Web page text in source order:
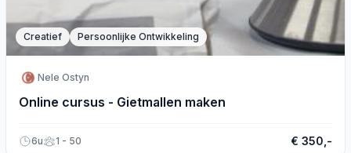
Creatief Persoonlijke Ontwikkeling
Nele Ostyn
Online cursus - Gietmallen maken
6u 1 - 50 € 350,-